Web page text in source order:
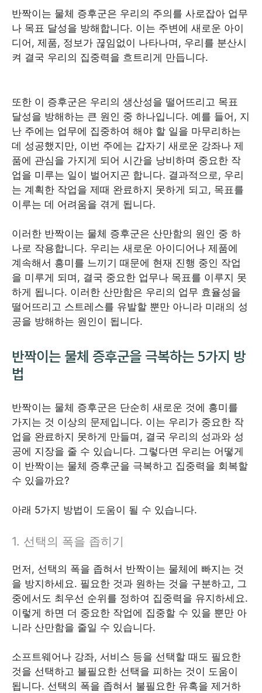
반짝이는 물체 증후군은 우리의 주의를 사로잡아 업무
나 목표 달성을 방해합니다. 이는 주변에 새로운 아이
디어, 제품, 정보가 끊임없이 나타나며, 우리를 분산시
켜 결국 우리의 집중력을 흐트리게 만듭니다.
또한 이 증후군은 우리의 생산성을 떨어뜨리고 목표
달성을 방해하는 큰 원인 중 하나입니다. 예를 들어, 지
난 주에는 업무에 집중하여 해야 할 일을 마무리하는
데 성공했지만, 이번 주에는 갑자기 새로운 강좌나 제
품에 관심을 가지게 되어 시간을 낭비하며 중요한 작
업을 미루는 일이 벌어지곤 합니다. 결과적으로, 우리
는 계획한 작업을 제때 완료하지 못하게 되고, 목표를
이루는 데 어려움을 겪게 됩니다.
이러한 반짝이는 물체 증후군은 산만함의 원인 중 하
나로 작용합니다. 우리는 새로운 아이디어나 제품에
계속해서 흥미를 느끼기 때문에 현재 진행 중인 작업
을 미루게 되며, 결국 중요한 업무나 목표를 이루지 못
하게 됩니다. 이러한 산만함은 우리의 업무 효율성을
떨어뜨리고 스트레스를 유발할 뿐만 아니라 미래의 성
공을 방해하는 원인이 됩니다.
반짝이는 물체 증후군을 극복하는 5가지 방
법
반짝이는 물체 증후군은 단순히 새로운 것에 흥미를
가지는 것 이상의 문제입니다. 이는 우리가 중요한 작
업을 완료하지 못하게 만들며, 결국 우리의 성과와 성
공에 지장을 줄 수 있습니다. 그렇다면 우리는 어떻게
이 반짝이는 물체 증후군을 극복하고 집중력을 회복할
수 있을까요?
아래 5가지 방법이 도움이 될 수 있습니다.
1. 선택의 폭을 좁히기
먼저, 선택의 폭을 좁혀서 반짝이는 물체에 빠지는 것
을 방지하세요. 필요한 것과 원하는 것을 구분하고, 그
중에서도 최우선 순위를 정하여 집중력을 유지하세요.
이렇게 하면 더 중요한 작업에 집중할 수 있을 뿐만 아
니라 산만함을 줄일 수 있습니다.
소프트웨어나 강좌, 서비스 등을 선택할 때도 필요한
것을 선택하고 불필요한 선택을 피하는 것이 도움이
됩니다. 선택의 폭을 좁혀서 불필요한 유혹을 제거하